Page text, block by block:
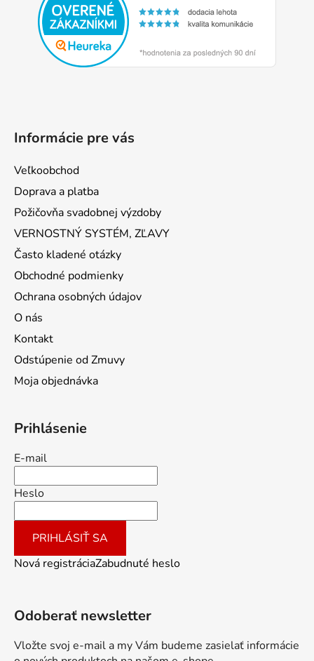
Informácie pre vás
Veľkoobchod
Doprava a platba
Požičovňa svadobnej výzdoby
VERNOSTNÝ SYSTÉM, ZĽAVY
Často kladené otázky
Obchodné podmienky
Ochrana osobných údajov
O nás
Kontakt
Odstúpenie od Zmuvy
Moja objednávka
Prihlásenie
E-mail
Heslo
PRIHLÁSIŤ SA
Nová registráciaZabudnuté heslo
Odoberať newsletter
Vložte svoj e-mail a my Vám budeme zasielať informácie